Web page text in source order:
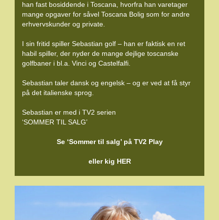
han fast bosiddende i Toscana, hvorfra han varetager
mange opgaver for såvel Toscana Bolig som for andre
erhvervskunder og private.
I sin fritid spiller Sebastian golf – han er faktisk en ret
habil spiller, der nyder de mange dejlige toscanske
golfbaner i bl.a. Vinci og Castelfalfi.
Sebastian taler dansk og engelsk – og er ved at få styr
på det italienske sprog.
Sebastian er med i TV2 serien
‘SOMMER TIL SALG’
Se ‘Sommer til salg’ på TV2 Play
eller kig HER